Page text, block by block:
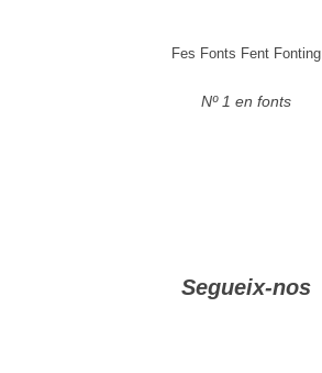
Fes Fonts Fent Fonting
Nº 1 en fonts
Segueix-nos